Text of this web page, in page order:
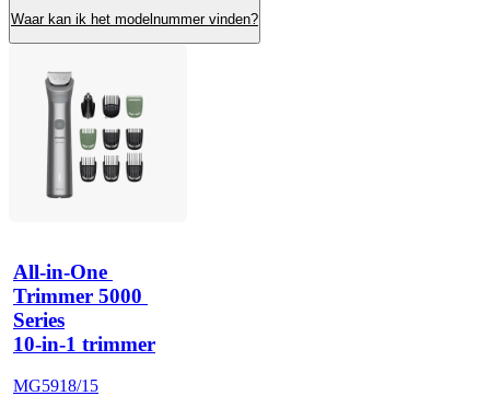
Waar kan ik het modelnummer vinden?
All-in-One
Trimmer 5000
Series
10-in-1 trimmer
MG5918/15